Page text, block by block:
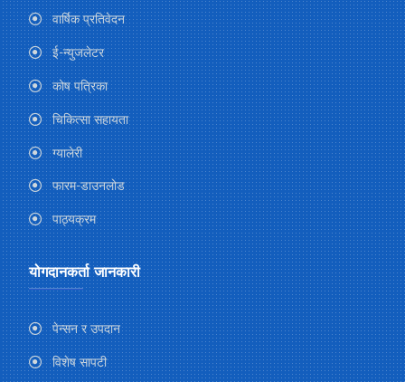
वार्षिक प्रतिवेदन
ई-न्युजलेटर
कोष पत्रिका
चिकित्सा सहायता
ग्यालेरी
फारम-डाउनलोड
पाठ्यक्रम
योगदानकर्ता जानकारी
पेन्सन र उपदान
विशेष सापटी